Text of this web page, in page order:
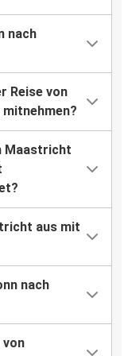
nach
Reise von
Maastricht
aus mit
nach
von